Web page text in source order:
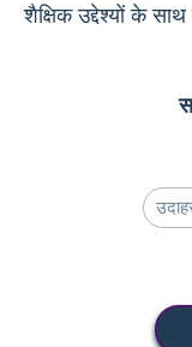
शैक्षिक उद्देश्यों के